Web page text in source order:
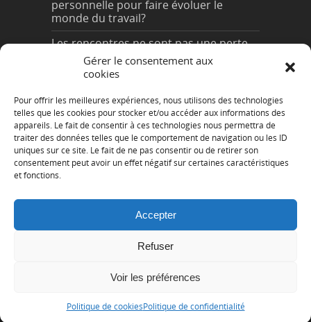
Gérer le consentement aux
cookies
Pour offrir les meilleures expériences, nous utilisons des technologies
telles que les cookies pour stocker et/ou accéder aux informations des
appareils. Le fait de consentir à ces technologies nous permettra de
traiter des données telles que le comportement de navigation ou les ID
uniques sur ce site. Le fait de ne pas consentir ou de retirer son
consentement peut avoir un effet négatif sur certaines caractéristiques
et fonctions.
Accepter
Refuser
Voir les préférences
Politique de cookiesPolitique de confidentialité
personnelle pour faire évoluer le
monde du travail?
Les rencontres ne sont pas une perte
de temps, elles ont juste besoin
d’amour…
Bienvenue Jonathan!
Arrivée de Stéphanie chez Grisvert
Bienvenue Nicolas
Grisvert 2015 Tous droits reservés - Site web